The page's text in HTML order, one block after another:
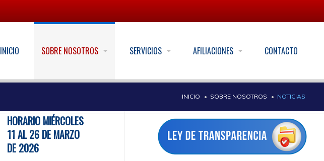
INICIO SOBRE NOSOTROS SERVICIOS AFILIACIONES CONTACTO
INICIO SOBRE NOSOTROS NOTICIAS
HORARIO MIÉRCOLES
11 AL 26 DE MARZO
DE 2026